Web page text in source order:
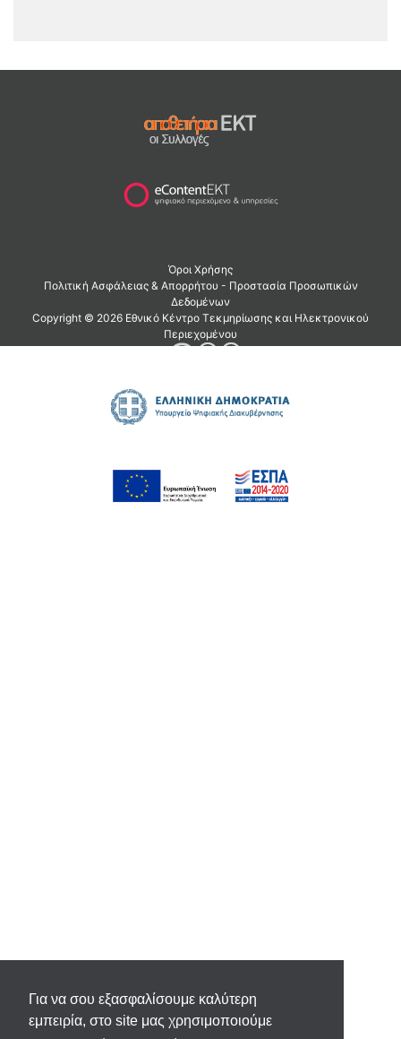
Για να σου εξασφαλίσουμε καλύτερη
εμπειρία, στο site μας χρησιμοποιούμε